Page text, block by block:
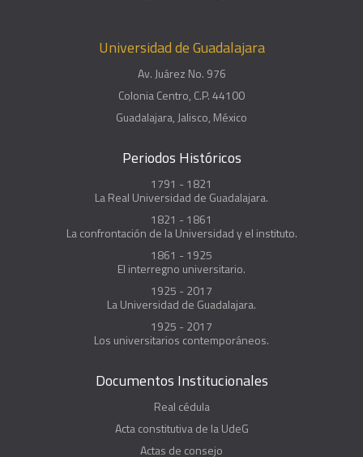
Universidad de Guadalajara
Av. Juárez No. 976
Colonia Centro, C.P. 44100
Guadalajara, Jalisco, México
Periodos Históricos
1791 - 1821
La Real Universidad de Guadalajara.
1821 - 1861
La confrontación de la Universidad y el instituto.
1861 - 1925
El interregno universitario.
1925 - 2017
La Universidad de Guadalajara.
1925 - 2017
Los universitarios contemporáneos.
Documentos Institucionales
Real cédula
Acta constitutiva de la UdeG
Actas de consejo